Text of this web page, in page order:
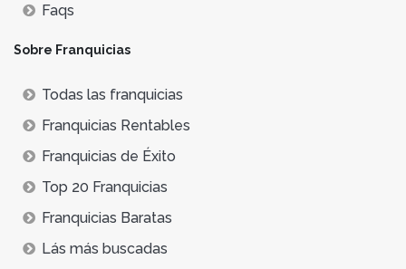
Faqs
Sobre Franquicias
Todas las franquicias
Franquicias Rentables
Franquicias de Éxito
Top 20 Franquicias
Franquicias Baratas
Lás más buscadas